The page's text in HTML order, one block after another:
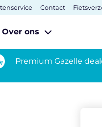
Contact
Over ons
Premium Gazelle